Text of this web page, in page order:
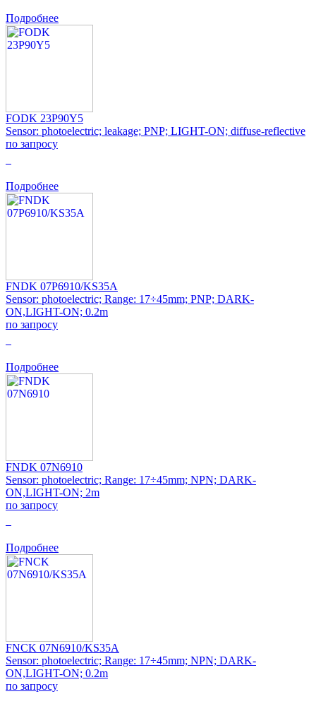
Подробнее
FODK 23P90Y5
Sensor: photoelectric; leakage; PNP; LIGHT-ON; diffuse-reflective
по запросу
Подробнее
FNDK 07P6910/KS35A
Sensor: photoelectric; Range: 17÷45mm; PNP; DARK-
ON,LIGHT-ON; 0.2m
по запросу
Подробнее
FNDK 07N6910
Sensor: photoelectric; Range: 17÷45mm; NPN; DARK-
ON,LIGHT-ON; 2m
по запросу
Подробнее
FNCK 07N6910/KS35A
Sensor: photoelectric; Range: 17÷45mm; NPN; DARK-
ON,LIGHT-ON; 0.2m
по запросу